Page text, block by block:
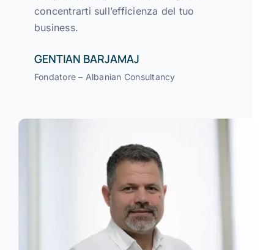
concentrarti sull’efficienza del tuo
business.
GENTIAN BARJAMAJ
Fondatore – Albanian Consultancy